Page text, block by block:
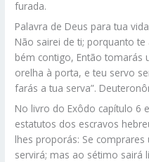
furada.
Palavra de Deus para tua
Não sairei de ti; porquanto
bém contigo, Então tomarás
orelha à porta, e teu servo
farás a tua serva”.
No livro do Exôdo capítulo 6
estatutos dos escravos
lhes proporás: Se
servirá; mas ao sétimo sairá